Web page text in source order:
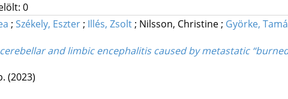
0
; Székely, Eszter; Illés, Zsolt; Nilsson, Christine; Györke,
and limbic encephalitis caused by metastatic
(2023)